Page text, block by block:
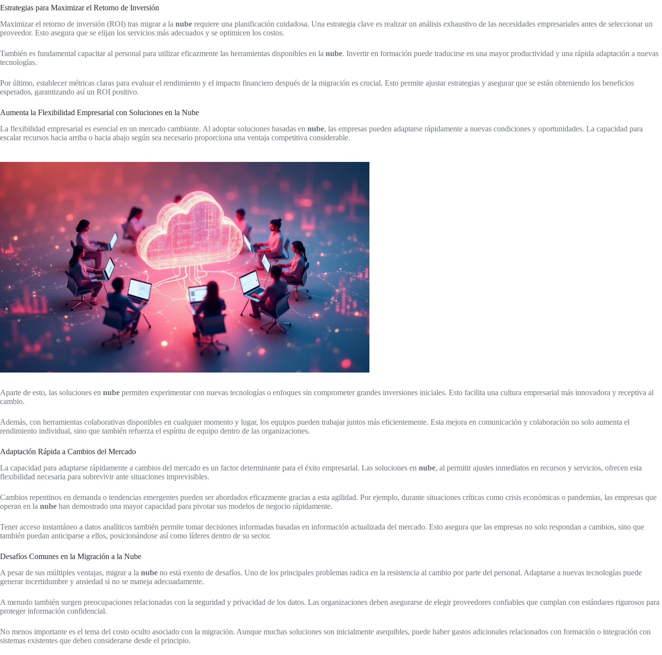
Estrategias para Maximizar el Retorno de Inversión
Maximizar el retorno de inversión (ROI) tras migrar a la nube requiere una planificación cuidadosa. Una estrategia clave es realizar un análisis exhaustivo de las necesidades empresariales antes de seleccionar un
proveedor. Esto asegura que se elijan los servicios más adecuados y se optimicen los costos.
También es fundamental capacitar al personal para utilizar eficazmente las herramientas disponibles en la nube. Invertir en formación puede traducirse en una mayor productividad y una rápida adaptación a nuevas
tecnologías.
Por último, establecer métricas claras para evaluar el rendimiento y el impacto financiero después de la migración es crucial. Esto permite ajustar estrategias y asegurar que se están obteniendo los beneficios
esperados, garantizando así un ROI positivo.
Aumenta la Flexibilidad Empresarial con Soluciones en la Nube
La flexibilidad empresarial es esencial en un mercado cambiante. Al adoptar soluciones basadas en nube, las empresas pueden adaptarse rápidamente a nuevas condiciones y oportunidades. La capacidad para
escalar recursos hacia arriba o hacia abajo según sea necesario proporciona una ventaja competitiva considerable.
Aparte de esto, las soluciones en nube permiten experimentar con nuevas tecnologías o enfoques sin comprometer grandes inversiones iniciales. Esto facilita una cultura empresarial más innovadora y receptiva al
cambio.
Además, con herramientas colaborativas disponibles en cualquier momento y lugar, los equipos pueden trabajar juntos más eficientemente. Esta mejora en comunicación y colaboración no solo aumenta el
rendimiento individual, sino que también refuerza el espíritu de equipo dentro de las organizaciones.
Adaptación Rápida a Cambios del Mercado
La capacidad para adaptarse rápidamente a cambios del mercado es un factor determinante para el éxito empresarial. Las soluciones en nube, al permitir ajustes inmediatos en recursos y servicios, ofrecen esta
flexibilidad necesaria para sobrevivir ante situaciones imprevisibles.
Cambios repentinos en demanda o tendencias emergentes pueden ser abordados eficazmente gracias a esta agilidad. Por ejemplo, durante situaciones críticas como crisis económicas o pandemias, las empresas que
operan en la nube han demostrado una mayor capacidad para pivotar sus modelos de negocio rápidamente.
Tener acceso instantáneo a datos analíticos también permite tomar decisiones informadas basadas en información actualizada del mercado. Esto asegura que las empresas no solo respondan a cambios, sino que
también puedan anticiparse a ellos, posicionándose así como líderes dentro de su sector.
Desafíos Comunes en la Migración a la Nube
A pesar de sus múltiples ventajas, migrar a la nube no está exento de desafíos. Uno de los principales problemas radica en la resistencia al cambio por parte del personal. Adaptarse a nuevas tecnologías puede
generar incertidumbre y ansiedad si no se maneja adecuadamente.
A menudo también surgen preocupaciones relacionadas con la seguridad y privacidad de los datos. Las organizaciones deben asegurarse de elegir proveedores confiables que cumplan con estándares rigurosos para
proteger información confidencial.
No menos importante es el tema del costo oculto asociado con la migración. Aunque muchas soluciones son inicialmente asequibles, puede haber gastos adicionales relacionados con formación o integración con
sistemas existentes que deben considerarse desde el principio.